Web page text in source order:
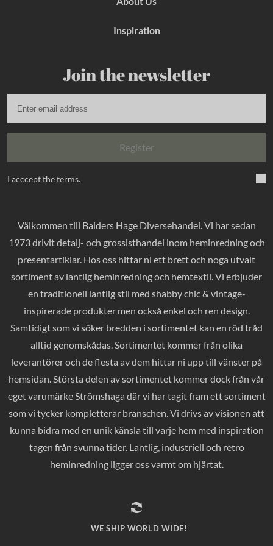
Inspiration
Join the newsletter
Register
I acccept theterms.
Välkommen till Balders Hage Diversehandel. Vi har sedan
1973 drivit detalj- och grossisthandel inom heminredning och
presentartiklar. Hos oss hittar ni ett brett och noga utvalt
sortiment av lantlig heminredning och hemtextil. Vi erbjuder
en traditionell lantlig stil med shabby chic & vintage-
inspirerade produkter men också enkel och ren design.
Samtidigt som vi söker bredden i sortimentet kan en röd tråd
alltid genomskådas. Sortimentet kommer från olika
leverantörer och de flesta av dem hittar ni upp till vänster på
hemsidan. Största delen av sortimentet kommer dock från vår
eget varumärke Strömshaga där vi har tagit fram ett sortiment
som vi tycker kompletterar branschen. Vi drivs av visionen att
kunna bidra med en unik känsla till varje hem med inspiration
tagen från svunna tider. Lantlig, industriell och retro
heminredning ligger oss varmt om hjärtat.
WE SHIP WORLD WIDE!